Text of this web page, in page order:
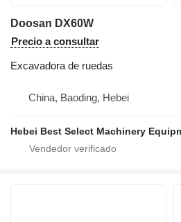
Doosan DX60W
Precio a consultar
Excavadora de ruedas
China, Baoding, Hebei
Hebei Best Select Machinery